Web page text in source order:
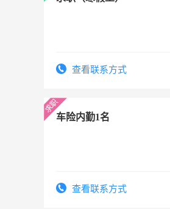
查看联系方式
车险内勤1名
查看联系方式